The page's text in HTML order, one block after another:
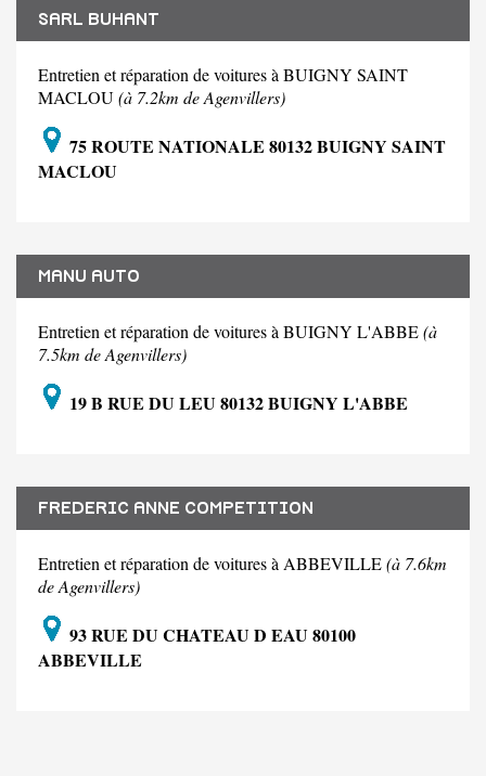
SARL BUHANT
Entretien et réparation de voitures à BUIGNY SAINT
MACLOU(à 7.2km de Agenvillers)
75 ROUTE NATIONALE 80132 BUIGNY SAINT
MACLOU
MANU AUTO
Entretien et réparation de voitures à BUIGNY L'ABBE(à
7.5km de Agenvillers)
19 B RUE DU LEU 80132 BUIGNY L'ABBE
FREDERIC ANNE COMPETITION
Entretien et réparation de voitures à ABBEVILLE(à 7.6km
de Agenvillers)
93 RUE DU CHATEAU D EAU 80100
ABBEVILLE